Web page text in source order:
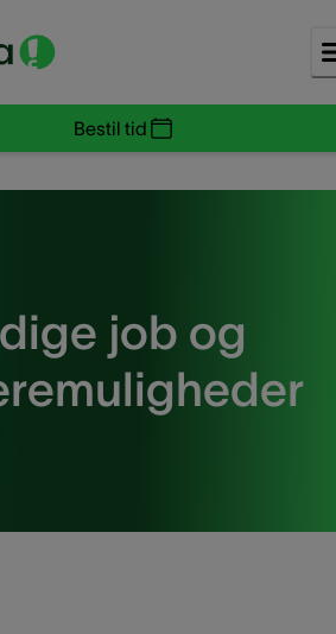
Bestil tid
job og